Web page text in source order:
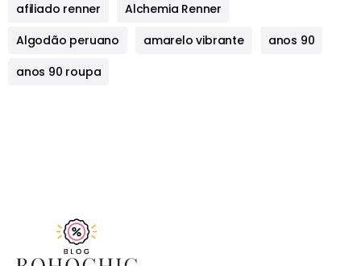
afiliado renner
Alchemia Renner
Algodão peruano
amarelo vibrante
anos 90
anos 90 roupa